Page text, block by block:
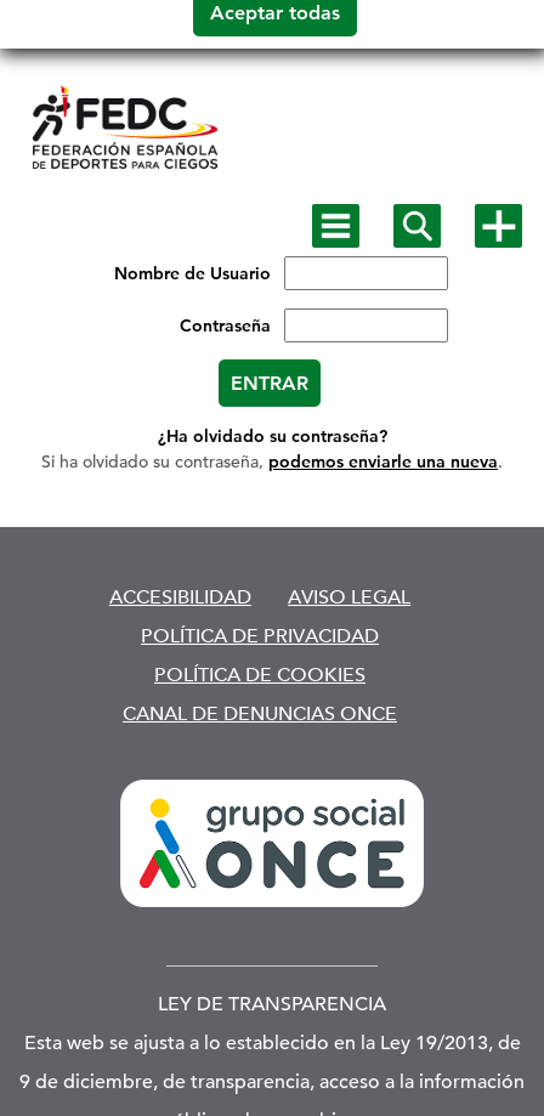
Salto a
Mostrar
menú
principal
Mostrar
buscadormás
Nombre de Usuario
Contraseña
¿Ha olvidado su contraseña?
Si ha olvidado su contraseña, podemos enviarle una nueva.
ACCESIBILIDAD
AVISO LEGAL
POLÍTICA DE PRIVACIDAD
POLÍTICA DE COOKIES
CANAL DE DENUNCIAS ONCE
LEY DE TRANSPARENCIA
Esta web se ajusta a lo establecido en la Ley 19/2013, de
9 de diciembre, de transparencia, acceso a la información